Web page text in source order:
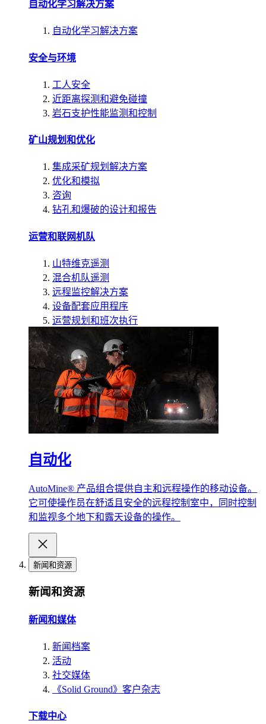
自动化学习解决方案
自动化学习解决方案
安全与环境
工人安全
近距离探测和避免碰撞
岩石支护性能监测和控制
矿山规划和优化
集成采矿规划解决方案
优化和模拟
咨询
钻孔和爆破的设计和报告
运营和联网机队
山特维克遥测
混合机队遥测
远程监控解决方案
设备配套应用程序
运营规划和班次执行
自动化
AutoMine® 产品组合提供自主和远程操作的移动设备。
它可使操作员在舒适且安全的远程控制室中，同时控制
和监视多个地下和露天设备的操作。
新闻和资源
新闻和资源
新闻和媒体
新闻档案
活动
社交媒体
《Solid Ground》客户杂志
下载中心